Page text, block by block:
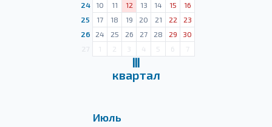
24
10 11 12 13 14 15
16
25
17 18 19 20 21 22
23
26
24 25 26 27 28 29
30
1 2 3 4 5 6 7
Ⅲ
квартал
Июль